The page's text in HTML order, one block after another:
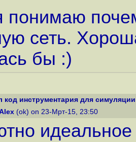
понимаю
сеть.
бы :)
код инструментария для
(ok) on 23-Мрт-15, 23:50